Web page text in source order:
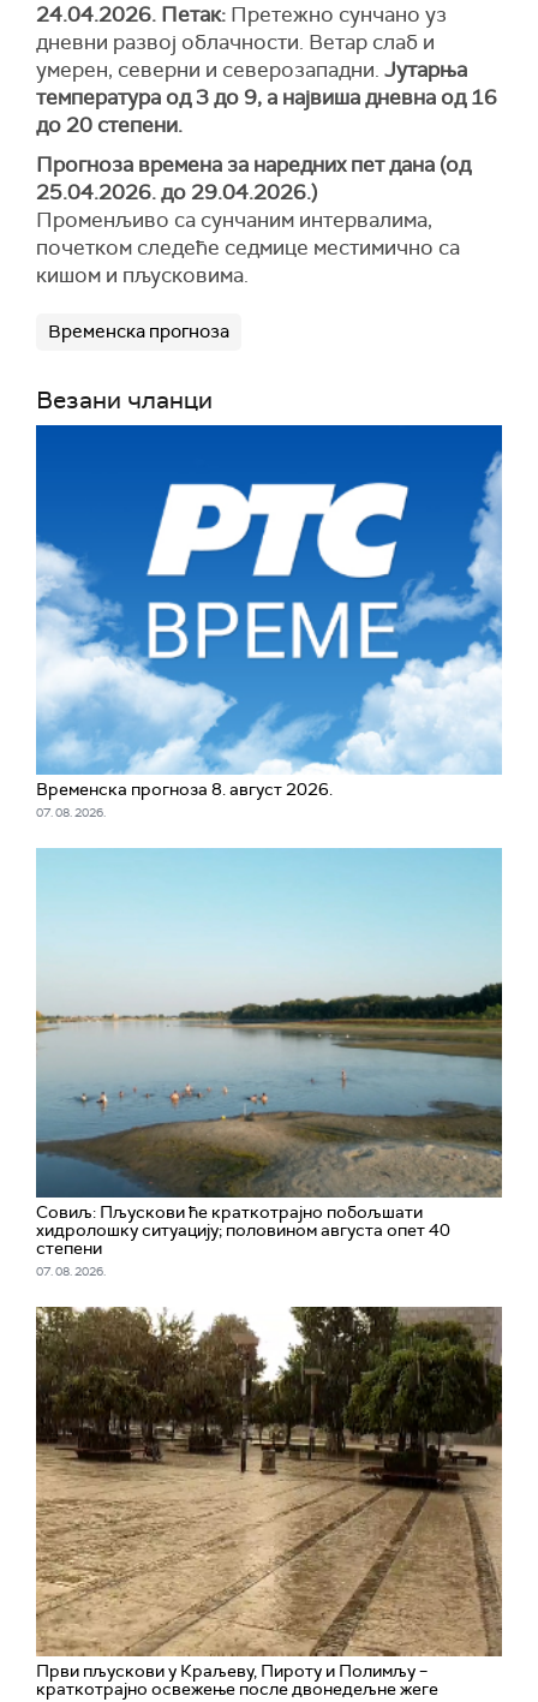
24.04.2026. Петак: Претежно сунчано уз
дневни развој облачности. Ветар слаб и
умерен, северни и северозападни. Јутарња
температура од 3 до 9, а највиша дневна од 16
до 20 степени.
Прогноза временa за наредних пет дана (од
25.04.2026. до 29.04.2026.)
Променљиво са сунчаним интервалима,
почетком следеће седмице местимично са
кишом и пљусковима.
Временска прогноза
Везани чланци
Временска прогноза 8. август 2026.
07. 08. 2026.
Совиљ: Пљускови ће краткотрајно побољшати
хидролошку ситуацију; половином августа опет 40
степени
07. 08. 2026.
Први пљускови у Краљеву, Пироту и Полимљу –
краткотрајно освежење после двонедељне жеге